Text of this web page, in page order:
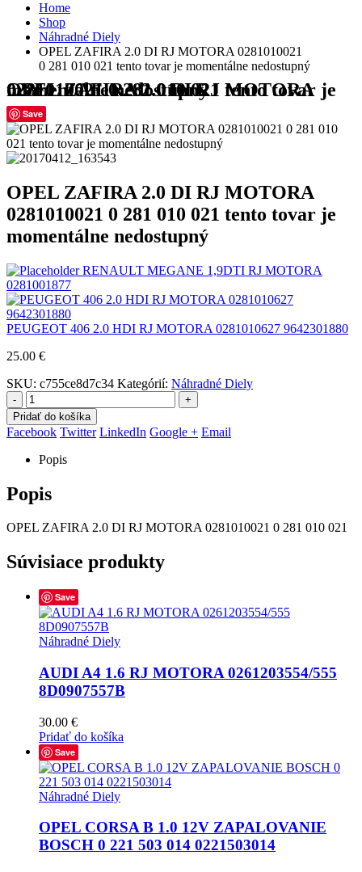
Home
Shop
Náhradné Diely
OPEL ZAFIRA 2.0 DI RJ MOTORA 0281010021
0 281 010 021 tento tovar je momentálne nedostupný
OPEL ZAFIRA 2.0 DI RJ MOTORA 0281010021 0 281 010 021 tento tovar je momentálne nedostupný
Save
OPEL ZAFIRA 2.0 DI RJ MOTORA
0281010021 0 281 010 021 tento tovar je
momentálne nedostupný
RENAULT MEGANE 1,9DTI RJ MOTORA
0281001877
PEUGEOT 406 2.0 HDI RJ MOTORA 0281010627 9642301880
25.00 €
SKU: c755ce8d7c34 Kategórií: Náhradné Diely
-
+
Pridať do košíka
Facebook Twitter LinkedIn Google + Email
Popis
Popis
OPEL ZAFIRA 2.0 DI RJ MOTORA 0281010021 0 281 010 021
Súvisiace produkty
Save
Náhradné Diely
AUDI A4 1.6 RJ MOTORA 0261203554/555
8D0907557B
30.00 €
Pridať do košíka
Save
Náhradné Diely
OPEL CORSA B 1.0 12V ZAPALOVANIE
BOSCH 0 221 503 014 0221503014